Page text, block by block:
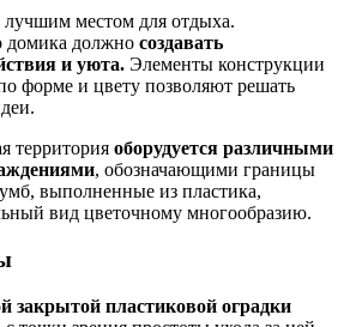
местом для отдыха.
домика должно создавать
и уюта. Элементы конструкции
форме и цвету позволяют решать
территория оборудуется различными
, обозначающими границы
выполненные из пластика,
вид цветочному многообразию.
закрытой пластиковой оградки